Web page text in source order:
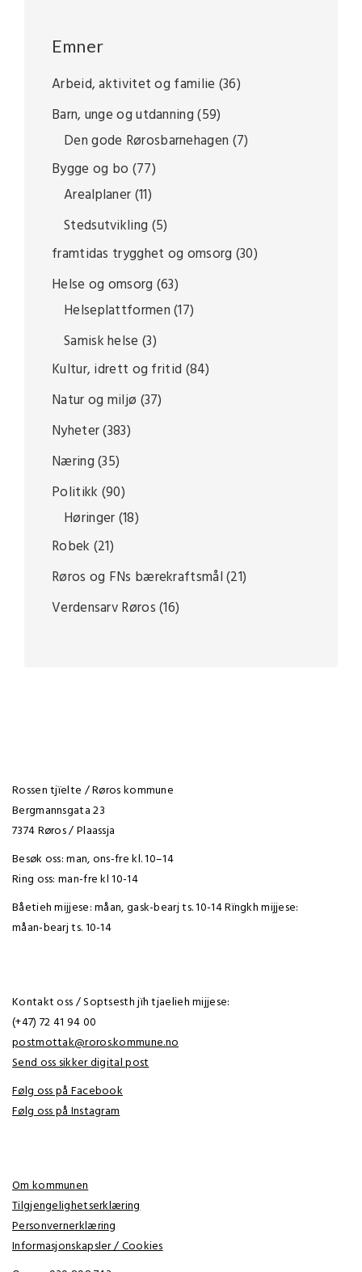
Emner
Arbeid, aktivitet og familie (36)
Barn, unge og utdanning(59)
Den gode Rørosbarnehagen (7)
Bygge og bo (77)
Arealplaner(11)
Stedsutvikling (5)
framtidas trygghet og omsorg (30)
Helse og omsorg (63)
Helseplattformen(17)
Samisk helse (3)
Kultur, idrett og fritid (84)
Natur og miljø (37)
Nyheter(383)
Næring(35)
Politikk (90)
Høringer(18)
Robek (21)
Røros og FNs bærekraftsmål(21)
Verdensarv Røros(16)
Rossen tjïelte / Røros kommune
Bergmannsgata 23
7374 Røros / Plaassja
Besøk oss: man, ons-fre kl. 10–14
Ring oss: man-fre kl 10-14
Båetieh mijjese: måan, gask-bearj ts. 10-14 Rïngkh mijjese:
måan-bearj ts. 10-14
Kontakt oss / Soptsesth jïh tjaelieh mijjese:
(+47) 72 41 94 00
postmottak@roros.kommune.no
Send oss sikker digital post
Følg oss på Facebook
Følg oss på Instagram
Om kommunen
Tilgjengelighetserklæring
Personvernerklæring
Informasjonskapsler / Cookies